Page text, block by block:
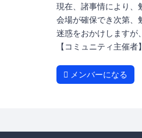
現在、諸事情により、
会場が確保でき次第、
迷惑をおかけしますが
【コミュニティ主催
メンバーになる